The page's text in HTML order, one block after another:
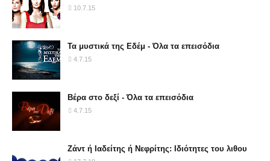
10.7.15
Τα μυστικά της Εδέμ - Όλα τα επεισόδια
4.7.15
Βέρα στο δεξί - Όλα τα επεισόδια
4.7.15
Ζάντ ή Ιαδείτης ή Νεφρίτης: Ιδιότητες του λιθου